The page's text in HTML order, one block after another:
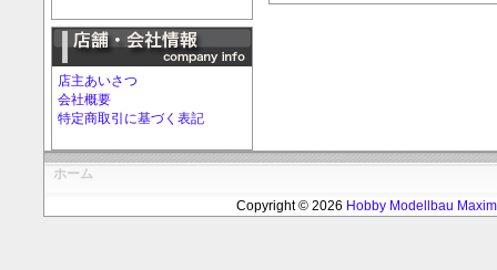
店主あいさつ
会社概要
特定商取引に基づく表記
ホーム
Copyright © 2026 Hobby Modellbau